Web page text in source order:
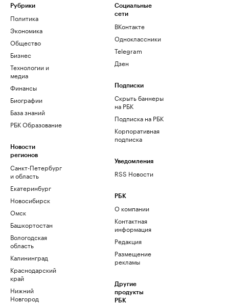
Рубрики
Политика
Экономика
Общество
Бизнес
Технологии и
медиа
Финансы
Биографии
База знаний
РБК Образование
Новости
регионов
Санкт-Петербург
и область
Екатеринбург
Новосибирск
Омск
Башкортостан
Вологодская
область
Калининград
Краснодарский
край
Нижний
Новгород
Социальные
сети
ВКонтакте
Одноклассники
Telegram
Дзен
Подписки
Скрыть баннеры
на РБК
Подписка на РБК
Корпоративная
подписка
Уведомления
RSS Новости
РБК
О компании
Контактная
информация
Редакция
Размещение
рекламы
Другие
продукты
РБК